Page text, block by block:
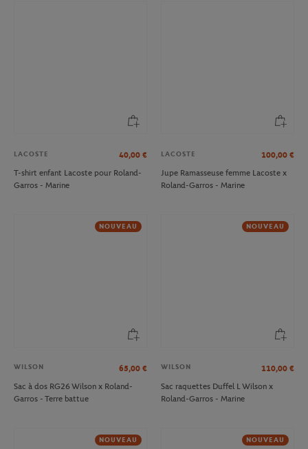
LACOSTE 40,00 €
T-shirt enfant Lacoste pour Roland-
Garros - Marine
LACOSTE 100,00 €
Jupe Ramasseuse femme Lacoste x
Roland-Garros - Marine
NOUVEAU
WILSON 65,00 €
Sac à dos RG26 Wilson x Roland-
Garros - Terre battue
NOUVEAU
WILSON 110,00 €
Sac raquettes Duffel L Wilson x
Roland-Garros - Marine
NOUVEAU NOUVEAU